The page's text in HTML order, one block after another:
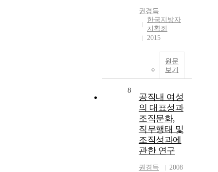
권경득
한국지방자
치확회
2015
원문
보기
8
공직내 여성
의 대표성과
조직문화,
직무행태 및
조직성과에
관한 연구
권경득
2008